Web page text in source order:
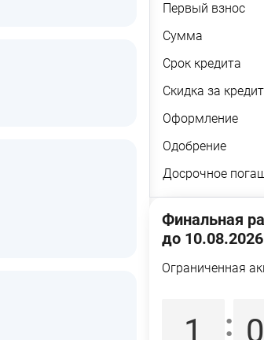
Первый взнос
Сумма
Срок кредита
Скидка за кредит
Оформление
Одобрение
Досрочное
Финальная
до 10.08.2026
Ограниченная
1 :